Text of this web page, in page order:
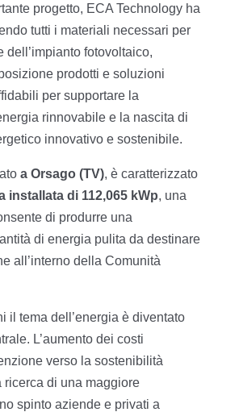
progetto, ECA Technology ha
tutti i materiali necessari per
dell’impianto fotovoltaico,
prodotti e soluzioni
per supportare la
rinnovabile e la nascita di
innovativo e sostenibile.
a Orsago (TV), è caratterizzato
installata di 112,065 kWp, una
di produrre una
di energia pulita da destinare
all’interno della Comunità
il tema dell’energia è diventato
L’aumento dei costi
verso la sostenibilità
ricerca di una maggiore
spinto aziende e privati a